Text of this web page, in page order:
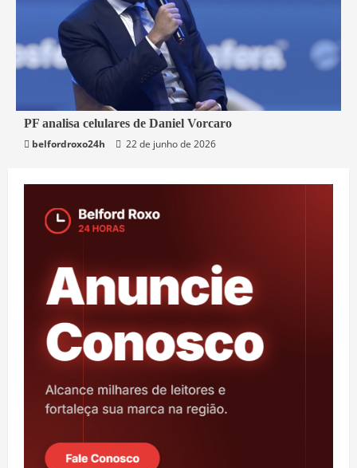
3 min read
Brasil
PF analisa celulares de Daniel Vorcaro
belfordroxo24h
22 de junho de 2026